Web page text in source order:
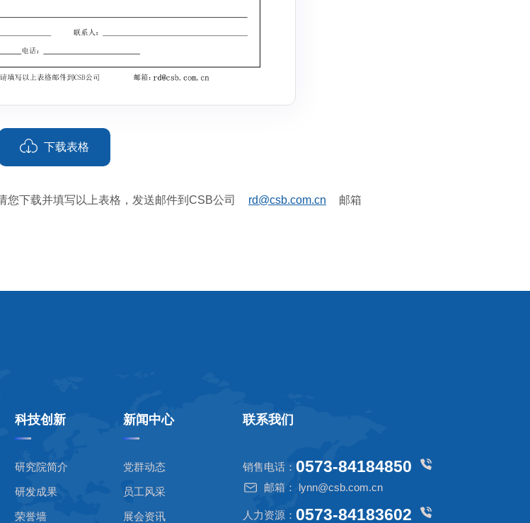
下载表格
您下载并填写以上表格，发送邮件到CSB公司 rd@csb.com.cn 邮箱
科技创新
研究院简介
研发成果
荣誉墙
新闻中心
党群动态
员工风采
展会资讯
联系我们
销售电话：0573-84184850
邮箱： lynn@csb.com.cn
人力资源： 0573-84183602